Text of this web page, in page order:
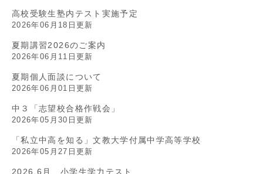
高校受験生塾内テスト実施予定
2026年06月18日更新
夏期講習2026のご案内
2026年06月11日更新
夏期個人面談について
2026年06月01日更新
中３「志望校合格作戦会」
2026年05月30日更新
「私立中高を知る」文教大学付属中学高等学校
2026年05月27日更新
2026.6月 小学生学力テスト